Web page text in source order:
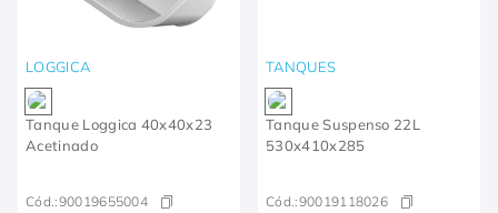
LOGGICA
Tanque Loggica 40x40x23
Acetinado
Cód.:90019655004
TANQUES
Tanque Suspenso 22L
530x410x285
Cód.:90019118026